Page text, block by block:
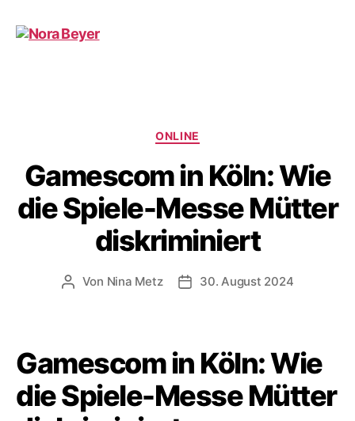
Kategorien
ONLINE
Gamescom in Köln: Wie
die Spiele-Messe Mütter
diskriminiert
Beitragsautor
Von Nina Metz Beitragsdatum
30. August 2024
Gamescom in Köln: Wie
die Spiele-Messe Mütter